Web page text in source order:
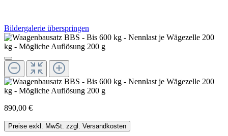
Bildergalerie überspringen
890,00 €
Preise exkl. MwSt. zzgl. Versandkosten